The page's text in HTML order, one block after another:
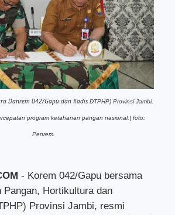
Danrem 042/Gapu dan Kadis DTPHP) Provinsi Jambi,
program ketahanan pangan nasional.| foto:
Penrem.
- Korem 042/Gapu bersama
Pangan, Hortikultura dan
Provinsi Jambi, resmi